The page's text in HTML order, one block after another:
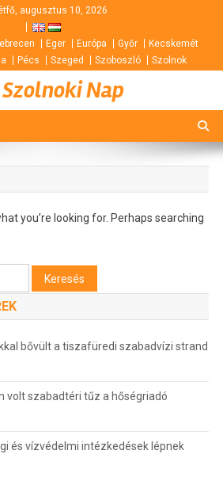
augusztus 10, 2026
Eger Európa Győr
Kecskemét
Pécs Szeged Szoboszló Szolnok
Szolnoki Nap
you’re looking for. Perhaps searching
bővült a tiszafüredi szabadvízi strand
volt szabadtéri tűz a hőségriadó
és vízvédelmi intézkedések lépnek